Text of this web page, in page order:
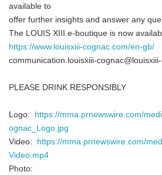
available to
offer further insights and answer any
The LOUIS XIII e-boutique is now
https://www.louisxiii-cognac.com/en-gb/
communication.louisxiii-
PLEASE DRINK RESPONSIBLY
Logo:
https://mma.prnewswire.com/
ognac_Logo.jpg
Video:
https://mma.prnewswire.com/
Video.mp4
Photo: